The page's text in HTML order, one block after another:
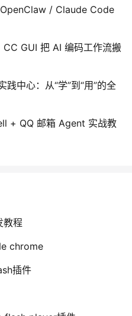
/ Claude Code
GUI 把 AI 编码工作流搬
中心：从“学”到“用”的全
+ QQ 邮箱 Agent 实战教
教程
chrome
插件